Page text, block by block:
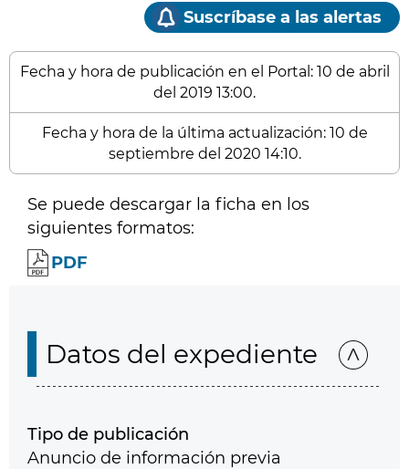
Suscríbase a las alertas
Fecha y hora de publicación en el Portal: 10 de abril
del 2019 13:00.
Fecha y hora de la última actualización: 10 de
septiembre del 2020 14:10.
Se puede descargar la ficha en los
siguientes formatos:
PDF
Datos del expediente
Tipo de publicación
Anuncio de información previa